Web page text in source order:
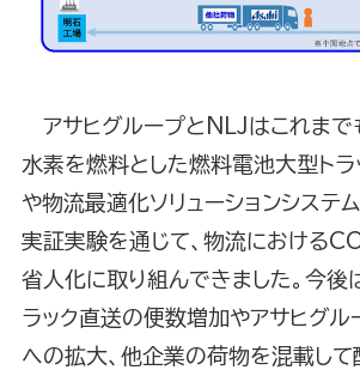
アサヒグループとNLJはこれまで
水素を燃料とした燃料電池大型ト
や物流最適化ソリューションシステ
実証実験を通じて、物流における
省人化に取り組んできました。今後
ラック直送の便数増加やアサヒグル
への拡大、他企業の荷物を混載して